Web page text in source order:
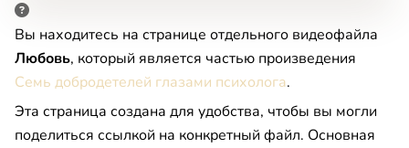
Вы находитесь на странице отдельного видеофайла
Любовь, который является частью произведения
Семь добродетелей глазами психолога.
Эта страница создана для удобства, чтобы вы могли
поделиться ссылкой на конкретный файл. Основная